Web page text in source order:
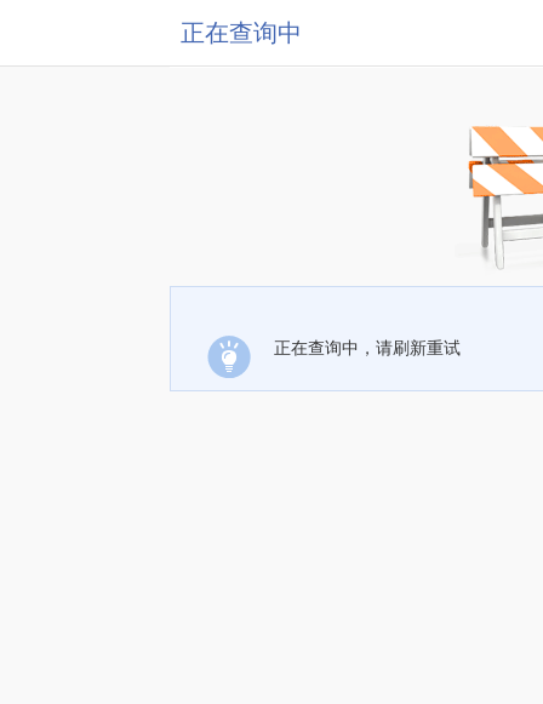
正在查询中
正在查询中，请刷新重试